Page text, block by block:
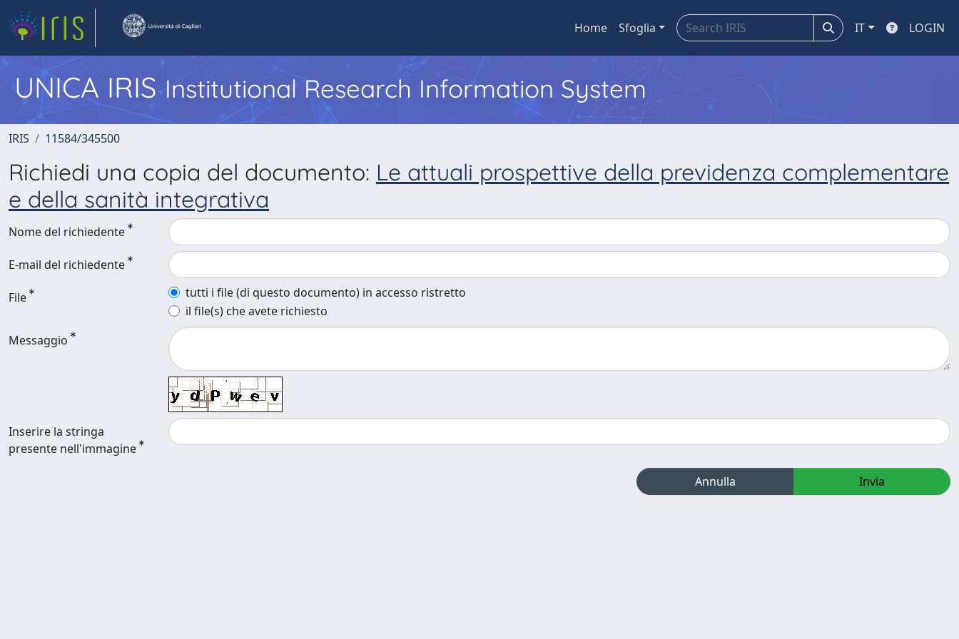
Home Sfoglia IT LOGIN
UNICA IRISInstitutional Research Information System
IRIS 11584/345500
Richiedi una copia del documento: Le attuali prospettive della previdenza complementare
e della sanità integrativa
Nome del richiedente
E-mail del richiedente
File
tutti i file (di questo documento) in accesso ristretto
il file(s) che avete richiesto
Messaggio
Inserire la stringa
presente nell'immagine
Annulla Invia